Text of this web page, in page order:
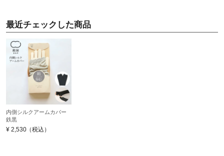
最近チェックした商品
内側シルクアームカバー
鉄黒
¥ 2,530（税込）